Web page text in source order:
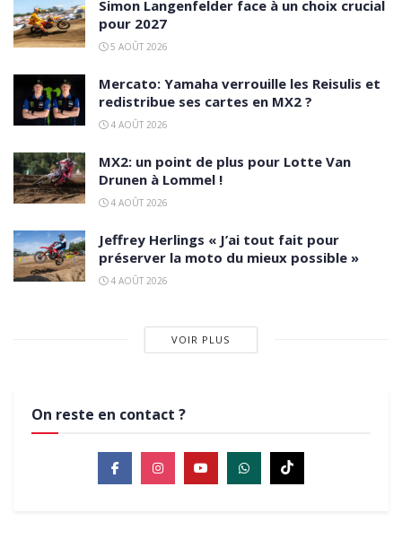
Simon Langenfelder face à un choix crucial
pour 2027
5 AOÛT 2026
Mercato: Yamaha verrouille les Reisulis et
redistribue ses cartes en MX2 ?
4 AOÛT 2026
MX2: un point de plus pour Lotte Van
Drunen à Lommel !
4 AOÛT 2026
Jeffrey Herlings « J’ai tout fait pour
préserver la moto du mieux possible »
4 AOÛT 2026
VOIR PLUS
On reste en contact ?